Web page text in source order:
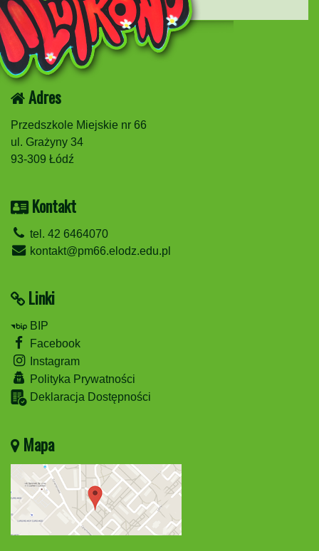
Adres
Przedszkole Miejskie nr 66
ul. Grażyny 34
93-309 Łódź
Kontakt
tel. 42 6464070
kontakt@pm66.elodz.edu.pl
Linki
BIP
Facebook
Instagram
Polityka Prywatności
Deklaracja Dostępności
Mapa